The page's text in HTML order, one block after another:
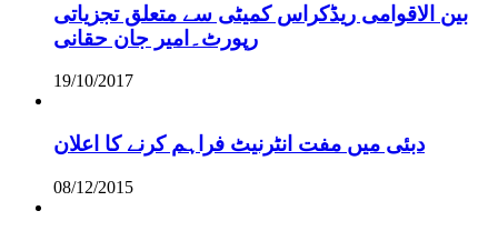
بین الاقوامی ریڈکراس کمیٹی سے متعلق تجزیاتی
رپورٹ۔امیر جان حقانی
19/10/2017
دبئی میں مفت انٹرنیٹ فراہم کرنے کا اعلان
08/12/2015